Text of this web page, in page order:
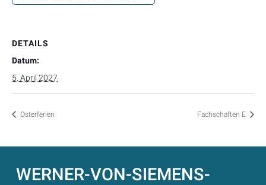
DETAILS
Datum:
5. April 2027
Osterferien Fachschaften E
WERNER-VON-SIEMENS-